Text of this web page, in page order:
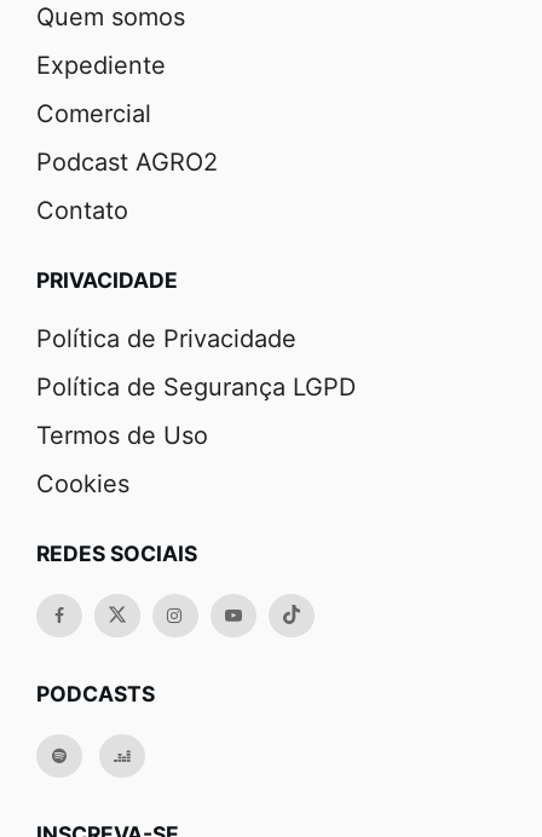
Quem somos
Expediente
Comercial
Podcast AGRO2
Contato
PRIVACIDADE
Política de Privacidade
Política de Segurança LGPD
Termos de Uso
Cookies
REDES SOCIAIS
PODCASTS